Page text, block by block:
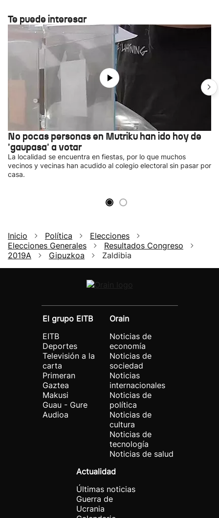
Te puede interesar
No pocas personas en Mutriku han ido hoy de
'gaupasa' a votar
La localidad se encuentra en fiestas, por lo que muchos
vecinos y vecinas han acudido al colegio electoral sin pasar por
casa.
Inicio Política
Elecciones
Elecciones Generales
Resultados Congreso
2019A
Gipuzkoa Zaldibia
El grupo EITB
EITB
Deportes
Televisión a la
carta
Primeran
Gaztea
Makusi
Guau - Gure
Audioa
Orain
Noticias de
economía
Noticias de
sociedad
Noticias
internacionales
Noticias de
política
Noticias de
cultura
Noticias de
tecnología
Noticias de salud
Actualidad
Últimas noticias
Guerra de
Ucrania